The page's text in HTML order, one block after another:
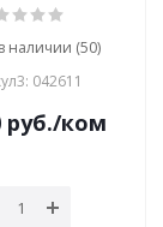
наличии (50)
042611
руб./ком